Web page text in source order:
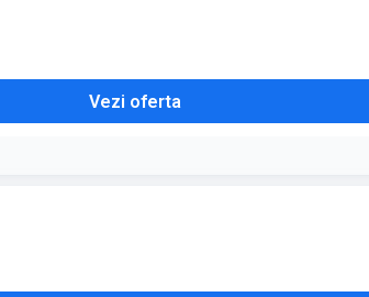
Vezi oferta